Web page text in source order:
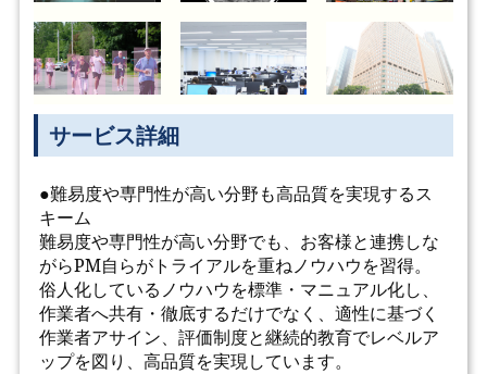
サービス詳細
●難易度や専門性が高い分野も高品質を実現するス
キーム
難易度や専門性が高い分野でも、お客様と連携しな
がらPM自らがトライアルを重ねノウハウを習得。
俗人化しているノウハウを標準・マニュアル化し、
作業者へ共有・徹底するだけでなく、適性に基づく
作業者アサイン、評価制度と継続的教育でレベルア
ップを図り、高品質を実現しています。